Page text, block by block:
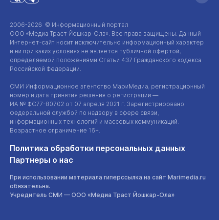
2006-2026 © Информационный портал
ООО «Медиа Траст Йошкар-Ола». Все права защищены. Данный
Интернет-сайт носит исключительно информационный характер
и ни при каких условиях не является публичной офертой,
определяемой положениями Статьи 437 Гражданского кодекса
Российской Федерации.
СМИ Информационное агентство МариМедиа, регистрационный
номер и дата принятия решения о регистрации —
ИА № ФС77-80702 от 07 апреля 2021 г. Зарегистрировано
Федеральной службой по надзору в сфере связи,
информационных технологий и массовых коммуникаций.
Возрастное ограничение 16+.
Политика обработки персональных данных
Партнеры о нас
При использовании материала гиперссылка на сайт Marimedia.ru
обязательна.
Учредитель СМИ — ООО «Медиа Траст Йошкар-Ола»